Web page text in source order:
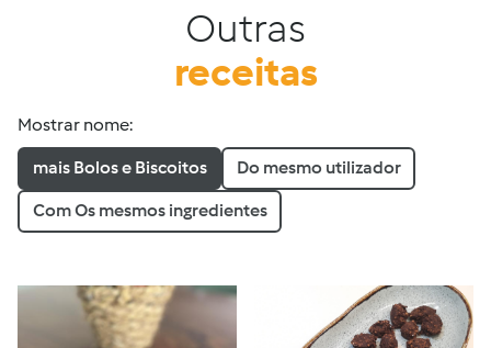
Outras
receitas
Mostrar nome:
mais Bolos e Biscoitos Do mesmo utilizador
Com Os mesmos ingredientes